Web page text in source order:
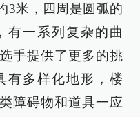
3米，四周是圆弧的
有一系列复杂的曲
手提供了更多的挑
有多样化地形，楼
障碍物和道具一应